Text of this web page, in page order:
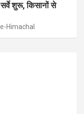
शुरू, किसानों से
Himachal